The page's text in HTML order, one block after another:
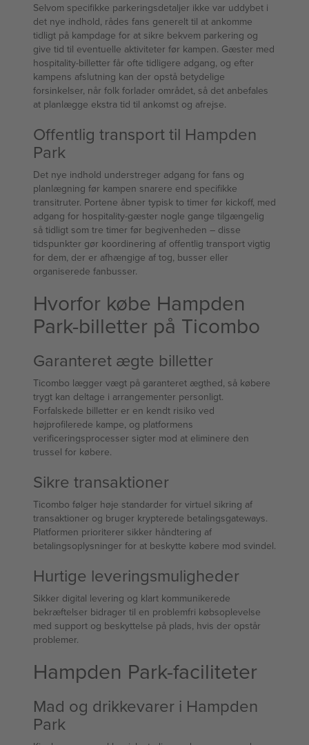
Selvom specifikke parkeringsdetaljer ikke var uddybet i
det nye indhold, rådes fans generelt til at ankomme
tidligt på kampdage for at sikre bekvem parkering og
give tid til eventuelle aktiviteter før kampen. Gæster med
hospitality-billetter får ofte tidligere adgang, og efter
kampens afslutning kan der opstå betydelige
forsinkelser, når folk forlader området, så det anbefales
at planlægge ekstra tid til ankomst og afrejse.
Offentlig transport til Hampden
Park
Det nye indhold understreger adgang for fans og
planlægning før kampen snarere end specifikke
transitruter. Portene åbner typisk to timer før kickoff, med
adgang for hospitality-gæster nogle gange tilgængelig
så tidligt som tre timer før begivenheden – disse
tidspunkter gør koordinering af offentlig transport vigtig
for dem, der er afhængige af tog, busser eller
organiserede fanbusser.
Hvorfor købe Hampden
Park-billetter på Ticombo
Garanteret ægte billetter
Ticombo lægger vægt på garanteret ægthed, så købere
trygt kan deltage i arrangementer personligt.
Forfalskede billetter er en kendt risiko ved
højprofilerede kampe, og platformens
verificeringsprocesser sigter mod at eliminere den
trussel for købere.
Sikre transaktioner
Ticombo følger høje standarder for virtuel sikring af
transaktioner og bruger krypterede betalingsgateways.
Platformen prioriterer sikker håndtering af
betalingsoplysninger for at beskytte købere mod svindel.
Hurtige leveringsmuligheder
Sikker digital levering og klart kommunikerede
bekræftelser bidrager til en problemfri købsoplevelse
med support og beskyttelse på plads, hvis der opstår
problemer.
Hampden Park-faciliteter
Mad og drikkevarer i Hampden
Park